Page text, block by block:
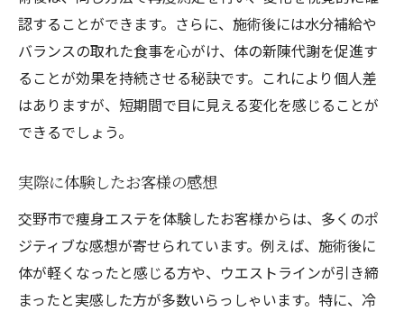
認することができます。さらに、施術後には水分補給や
バランスの取れた食事を心がけ、体の新陳代謝を促進す
ることが効果を持続させる秘訣です。これにより個人差
はありますが、短期間で目に見える変化を感じることが
できるでしょう。
実際に体験したお客様の感想
交野市で痩身エステを体験したお客様からは、多くのポ
ジティブな感想が寄せられています。例えば、施術後に
体が軽くなったと感じる方や、ウエストラインが引き締
まったと実感した方が多数いらっしゃいます。特に、冷